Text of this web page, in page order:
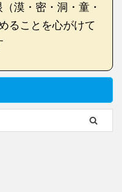
漠・密・洞・童・
ることを心がけて